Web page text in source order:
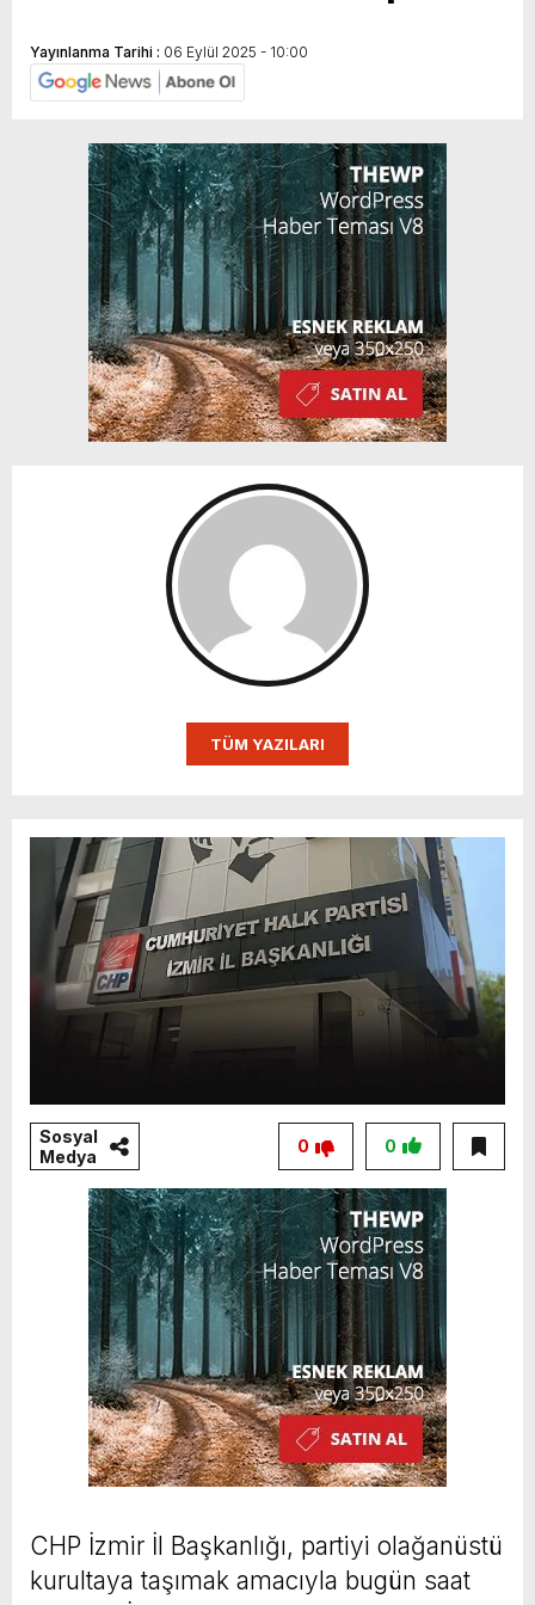
Yayınlanma Tarihi : 06 Eylül 2025 - 10:00
TÜM YAZILARI
Sosyal
Medya
0
0
CHP İzmir İl Başkanlığı, partiyi olağanüstü
kurultaya taşımak amacıyla bugün saat